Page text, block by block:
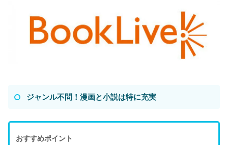
ジャンル不問！漫画と小説は特に充実
おすすめポイント